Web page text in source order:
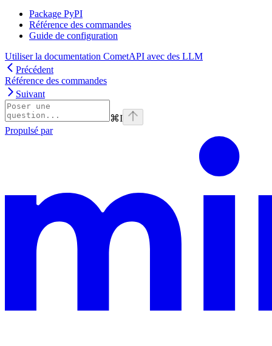
Package PyPI
Référence des commandes
Guide de configuration
Utiliser la documentation CometAPI avec des LLM
Précédent
Référence des commandes
Suivant
⌘I
Propulsé par